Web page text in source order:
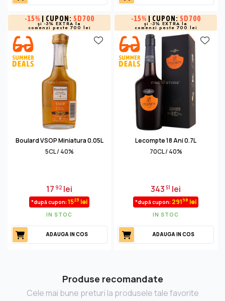
-15% | CUPON: SD700
și -3% EXTRA la
comenzi peste 700 lei
Boulard VSOP Miniatura 0.05L
5CL / 40%
1792 lei
*după cupon: 1523 lei
IN STOC
ADAUGA IN COS
-15% | CUPON: SD700
și -3% EXTRA la
comenzi peste 700 lei
Lecompte 18 Ani 0.7L
70CL / 40%
34351 lei
*după cupon: 29198 lei
IN STOC
ADAUGA IN COS
Produse recomandate
Cele mai bune preturi la produsele tale favorite